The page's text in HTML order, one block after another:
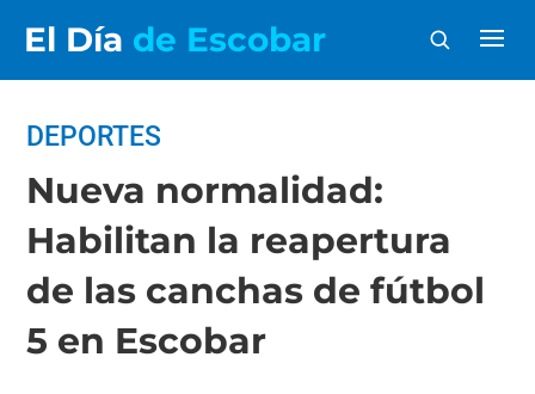
El Día de Escobar
DEPORTES
Nueva normalidad:
Habilitan la reapertura
de las canchas de fútbol
5 en Escobar